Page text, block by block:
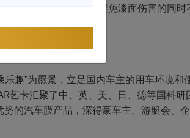
7年以上稳定性，在避免漆面伤害的同时
乐趣”为愿景，立足国内车主的用车环境和
艺卡汇聚了中、英、美、日、德等国科
的汽车膜产品，深得豪车主、游艇会、